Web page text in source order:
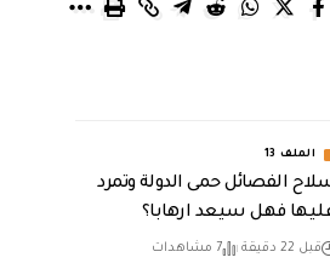
الملف 13
الفصائل حمى الدولة وتمرد
فهل سيعد ارهابا؟
قبل 22 دقيقة 7 مشاهدات